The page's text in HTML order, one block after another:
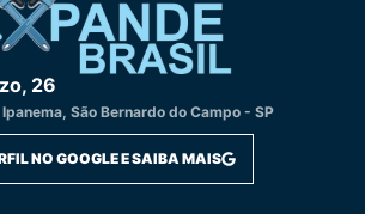
26
São Bernardo do Campo - SP
NO GOOGLE E SAIBA MAIS